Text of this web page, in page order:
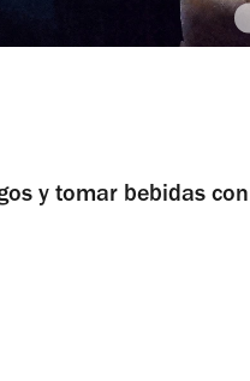
y tomar bebidas con